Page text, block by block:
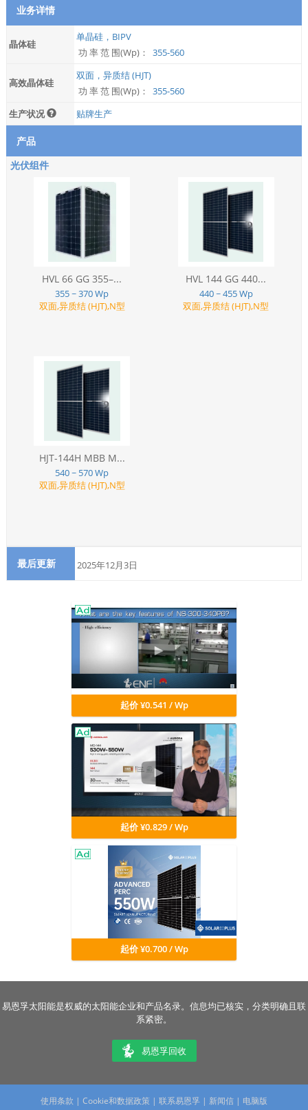
业务详情
晶体硅
单晶硅，BIPV
功 率 范 围(Wp)：
355-560
高效晶体硅
双面，异质结 (HJT)
功 率 范 围(Wp)：
355-560
生产状况
贴牌生产
产品
光伏组件
HVL 66 GG 355–...
355 ~ 370 Wp
双面,异质结 (HJT),N型
HVL 144 GG 440...
440 ~ 455 Wp
双面,异质结 (HJT),N型
HJT-144H MBB M...
540 ~ 570 Wp
双面,异质结 (HJT),N型
最后更新 2025年12月3日
起价 ¥0.541 / Wp
起价 ¥0.829 / Wp
起价 ¥0.700 / Wp
易恩孚太阳能是权威的太阳能企业和产品名录。信息均已核实，分类明确且联
系紧密。
易恩孚回收
使用条款 | Cookie和数据政策 | 联系易恩孚 | 新闻信 | 电脑版